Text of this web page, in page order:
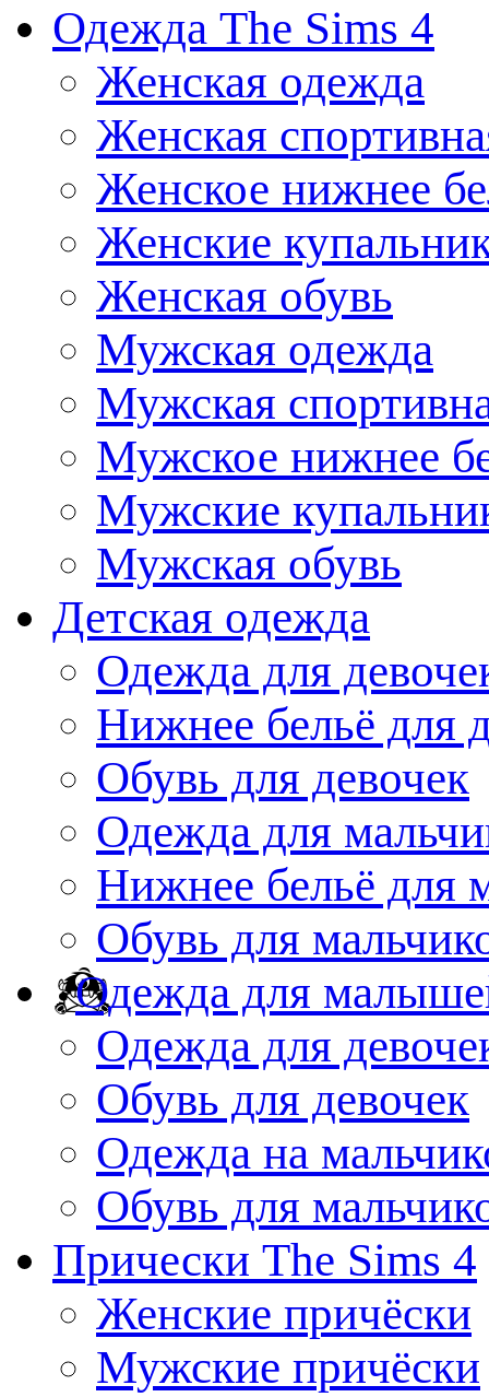
Одежда The Sims 4
Женская одежда
Женская
Женское нижнее
Женские
Женская обувь
Мужская одежда
Мужская
Мужское нижнее
Мужские
Мужская обувь
Детская одежда
Одежда для
Нижнее бельё для
Обувь для девочек
Одежда для
Нижнее бельё для
Обувь для
Одежда для
Одежда для
Обувь для девочек
Одежда на
Обувь для
Прически The Sims 4
Женские причёски
Мужские причёски